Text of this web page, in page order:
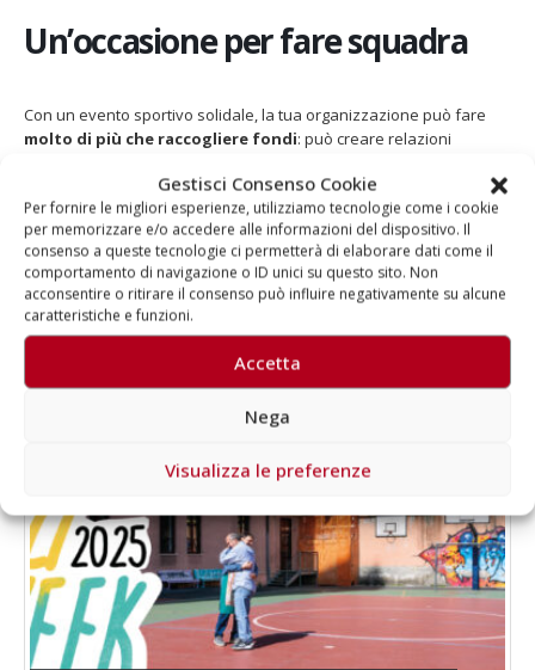
Gestisci Consenso Cookie
Per fornire le migliori esperienze, utilizziamo tecnologie come i cookie
per memorizzare e/o accedere alle informazioni del dispositivo. Il
consenso a queste tecnologie ci permetterà di elaborare dati come il
comportamento di navigazione o ID unici su questo sito. Non
acconsentire o ritirare il consenso può influire negativamente su alcune
caratteristiche e funzioni.
Accetta
Nega
Visualizza le preferenze
Un’occasione per fare squadra
Con un evento sportivo solidale, la tua organizzazione può fare
molto di più che raccogliere fondi: può creare relazioni
Insieme possiamo trasformare la tua idea in un’iniziativa capace di
lasciare il segno nella comunità.
Ultimi progetti realizzati